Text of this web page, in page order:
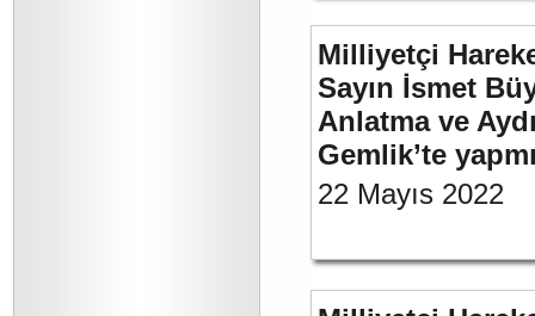
Milliyetçi
Sayın İsmet
Anlatma ve
Gemlik’te
22 Mayıs 2022